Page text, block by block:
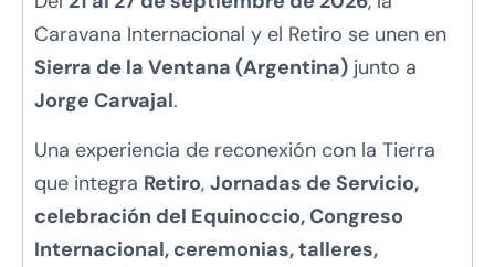
Caravana Internacional y el Retiro se unen en
Sierra de la Ventana (Argentina) junto a
Jorge Carvajal.
Una experiencia de reconexión con la Tierra
que integra Retiro, Jornadas de Servicio,
celebración del Equinoccio, Congreso
Internacional, ceremonias, talleres,